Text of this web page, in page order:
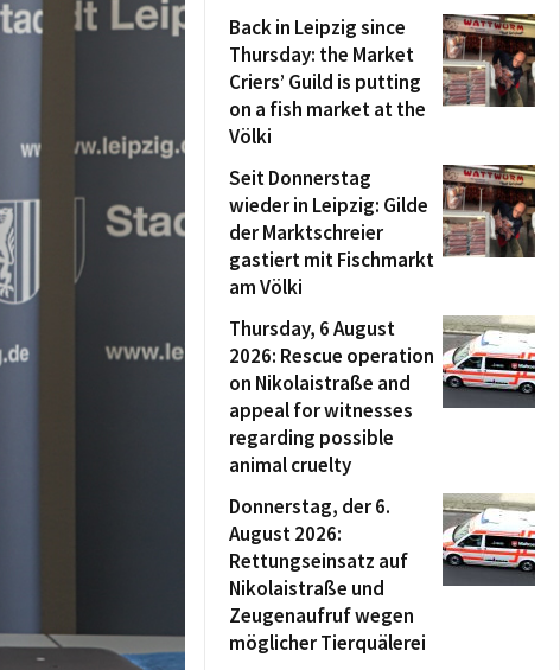
Back in Leipzig since
Thursday: the Market
Criers’ Guild is putting
on a fish market at the
Völki
Seit Donnerstag
wieder in Leipzig: Gilde
der Marktschreier
gastiert mit Fischmarkt
am Völki
Thursday, 6 August
2026: Rescue operation
on Nikolaistraße and
appeal for witnesses
regarding possible
animal cruelty
Donnerstag, der 6.
August 2026:
Rettungseinsatz auf
Nikolaistraße und
Zeugenaufruf wegen
möglicher Tierquälerei